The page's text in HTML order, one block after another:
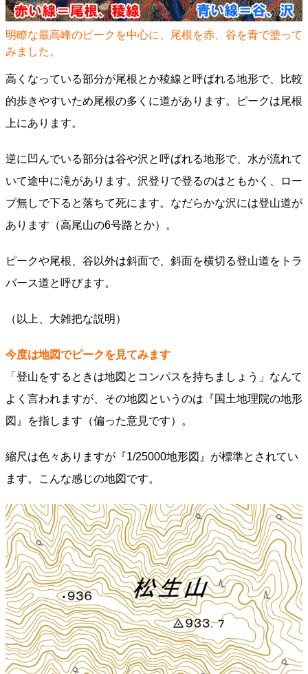
明瞭な最高峰のピークを中心に、尾根を赤、谷を青で塗って
みました。
高くなっている部分が尾根とか稜線と呼ばれる地形で、比較
的歩きやすいため尾根の多くに道があります。ピークは尾根
上にあります。
逆に凹んでいる部分は谷や沢と呼ばれる地形で、水が流れて
いて途中に滝があります。沢登りで登るのはともかく、ロー
プ無しで下ると落ちて死にます。なだらかな沢には登山道が
あります（高尾山の6号路とか）。
ピークや尾根、谷以外は斜面で、斜面を横切る登山道をトラ
バース道と呼びます。
（以上、大雑把な説明）
今度は地図でピークを見てみます
「登山をするときは地図とコンパスを持ちましょう」なんて
よく言われますが、その地図というのは『国土地理院の地形
図』を指します（偏った意見です）。
縮尺は色々ありますが『1/25000地形図』が標準とされてい
ます。こんな感じの地図です。